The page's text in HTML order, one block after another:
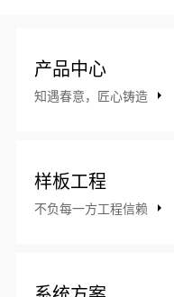
产品中心
知遇春意，匠心铸造
样板工程
不负每一方工程信赖